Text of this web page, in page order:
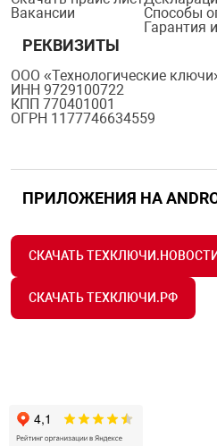
Вакансии
Способы
Гарантия
РЕКВИЗИТЫ
ООО «Технологические
ИНН 9729100722
КПП 770401001
ОГРН 1177746634559
ПРИЛОЖЕНИЯ НА
СКАЧАТЬ ТЕХКЛЮЧИ.НОВОСТИ
СКАЧАТЬ ТЕХКЛЮЧИ.РФ